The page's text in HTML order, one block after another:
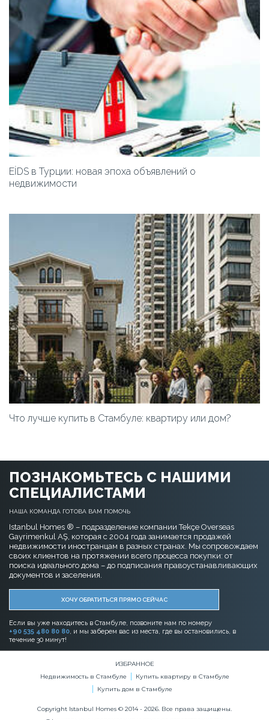
EİDS в Турции: новая эпоха объявлений о
недвижимости
Что лучше купить в Стамбуле: квартиру или дом?
ПОЗНАКОМЬТЕСЬ С НАШИМИ
СПЕЦИАЛИСТАМИ
НАША КОМАНДА ГОТОВА ВАМ ПОМОЧЬ
Istanbul Homes ® – подразделение компании Tekçe Overseas
Gayrimenkul AŞ, которая с 2004 года занимается продажей
недвижимости иностранцам в разных странах. Мы сопровождаем
своих клиентов на протяжении всего процесса покупки: от
поиска идеального дома – до подписания правоустанавливающих
документов и заселения.
ХОЧУ ОБРАТИТЬСЯ ПРЯМО СЕЙЧАС
Если вы уже находитесь в Стамбуле, позвоните нам по номеру
+90 535 480 80 80, и мы заберем вас из места, где вы остановились, в
течение 30 минут!
ИЗБРАННОЕ
Недвижимость в Стамбуле
Купить квартиру в Стамбуле
Купить дом в Стамбуле
Copyright Istanbul Homes © 2014 - 2026. Все права защищены.